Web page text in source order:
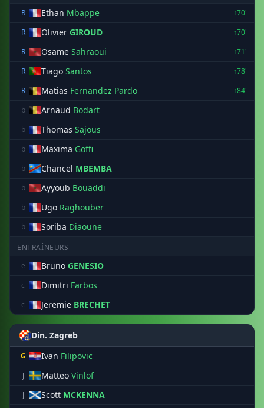
R
Ethan Mbappe
↑70'
R
Olivier GIROUD
↑70'
R
Osame Sahraoui
↑71'
R
Tiago Santos
↑78'
R
Matias Fernandez Pardo
↑84'
b
Arnaud Bodart
b Thomas Sajous
b Maxima Goffi
b Chancel MBEMBA
b Ayyoub Bouaddi
b Ugo Raghouber
b Soriba Diaoune
ENTRAÎNEURS
e
Bruno GENESIO
c Dimitri Farbos
c Jeremie BRECHET
Din. Zagreb
G Ivan Filipovic
J Matteo Vinlof
J Scott MCKENNA